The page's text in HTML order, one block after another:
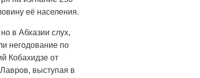
её населения.
в Абхазии слух,
негодование по
Кобахидзе от
выступая в